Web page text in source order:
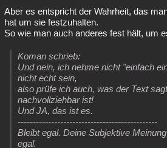
Aber es entspricht der Wahrheit, das
hat um sie festzuhalten.
So wie man auch anderes fest hält, um
Koman schrieb:
Und nein, ich nehme nicht "einfach
nicht echt sein,
also prüfe ich auch, was der Text
nachvollziehbar ist!
Und JA, das ist es.
----------------------------------------------
Bleibt egal. Deine Subjektive
egal.